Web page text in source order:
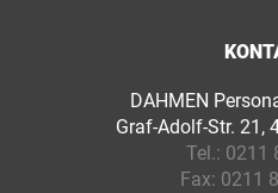
DAHMEN
Graf-Adolf-Str. 21,
Tel.: 0211
Fax: 0211